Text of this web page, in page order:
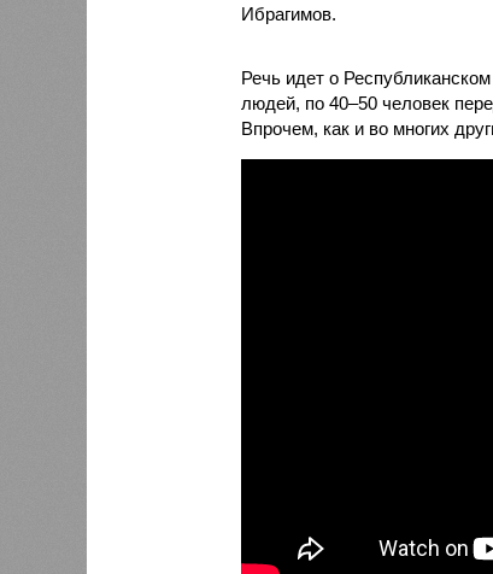
Ибрагимов.
Речь идет о
людей, по 40–50 человек
Впрочем, как и во многих